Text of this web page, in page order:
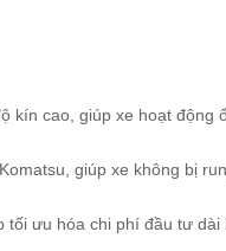
kín cao, giúp xe hoạt động
giúp xe không bị
ưu hóa chi phí đầu tư dài